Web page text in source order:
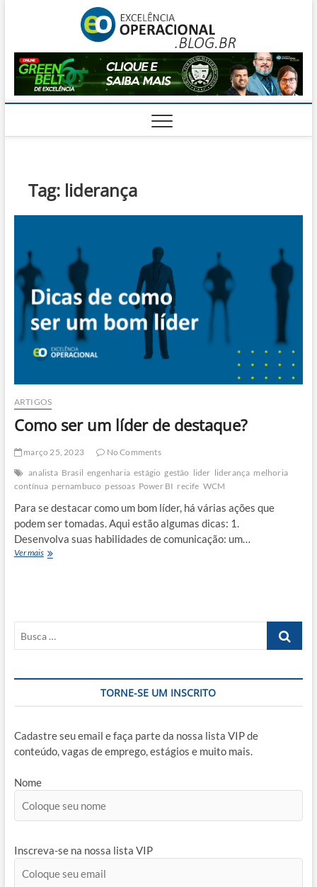
ENGENHARIA
Tag: liderança
ARTIGOS
Como ser um líder de destaque?
março 25, 2023
No Comments
analista Brasil engenharia estágio gestão lider liderança melhoria
contínua pernambuco pessoas Power BI recife WCM
Para se destacar como um bom líder, há várias ações que
podem ser tomadas. Aqui estão algumas dicas: 1.
Desenvolva suas habilidades de comunicação: um…
Ver maisComo
Busca
TORNE-SE UM INSCRITO
Cadastre seu email e faça parte da nossa lista VIP de
conteúdo, vagas de emprego, estágios e muito mais.
Nome
Inscreva-se na nossa lista VIP